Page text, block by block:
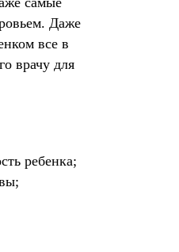
Даже
все в
врачу для
ребенка;